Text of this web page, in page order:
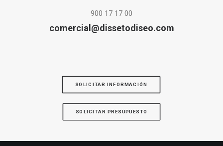
900 17 17 00
comercial@dissetodiseo.com
SOLICITAR INFORMACIÓN
SOLICITAR PRESUPUESTO